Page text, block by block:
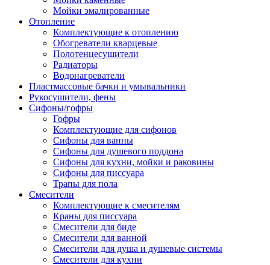
Мойки эмалированные
Отопление
Комплектующие к отоплению
Обогреватели кварцевые
Полотенцесушители
Радиаторы
Водонагреватели
Пластмассовые бачки и умывальники
Рукосушители, фены
Сифоны/гофры
Гофры
Комплектующие для сифонов
Сифоны для ванны
Сифоны для душевого поддона
Сифоны для кухни, мойки и раковины
Сифоны для писсуара
Трапы для пола
Смесители
Комплектующие к смесителям
Краны для писсуара
Смесители для биде
Смесители для ванной
Смесители для душа и душевые системы
Смесители для кухни